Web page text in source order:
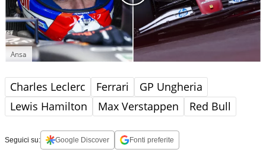
Ansa
Charles Leclerc Ferrari
GP Ungheria
Lewis Hamilton
Max Verstappen Red Bull
Seguici su: Google Discover Fonti preferite